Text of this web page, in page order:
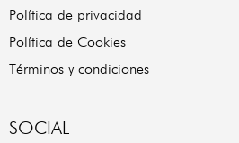
Política de privacidad
Política de Cookies
Términos y condiciones
SOCIAL